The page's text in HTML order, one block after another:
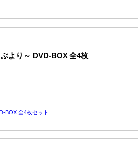
より～ DVD-BOX 全4枚
BOX 全4枚セット